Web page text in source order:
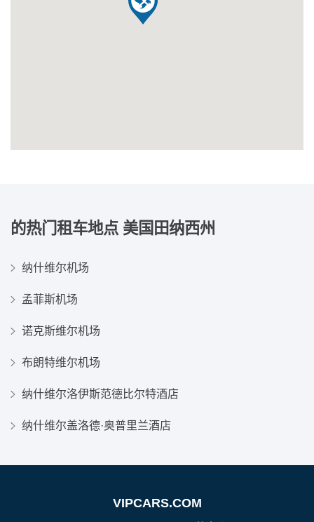
的热门租车地点 美国田纳西州
纳什维尔机场
孟菲斯机场
诺克斯维尔机场
布朗特维尔机场
纳什维尔洛伊斯范德比尔特酒店
纳什维尔盖洛德·奥普里兰酒店
VIPCARS.COM